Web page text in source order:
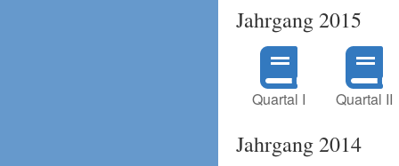
Jahrgang 2015
Quartal I Quartal II
Jahrgang 2014